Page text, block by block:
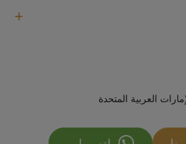
العربية المتحدة